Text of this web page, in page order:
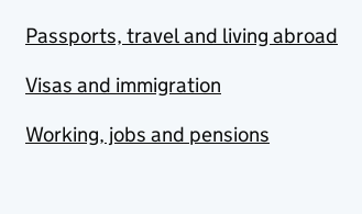
Passports, travel and living abroad
Visas and immigration
Working, jobs and pensions